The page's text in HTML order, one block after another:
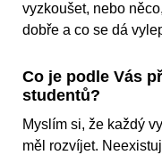
vyzkoušet, nebo
dobře a co se dá
Co je podle Vás
studentů?
Myslím si, že každý
měl rozvíjet.